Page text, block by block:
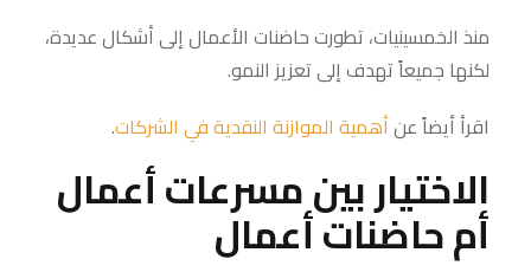
منذ الخمسينيات، تطورت حاضنات الأعمال إلى أشكال عديدة،
لكنها جميعاً تهدف إلى تعزيز النمو.
اقرأ أيضاً عنأهمية الموازنة النقدية في الشركات.
الاختيار بين مسرعات أعمال
أم حاضنات أعمال